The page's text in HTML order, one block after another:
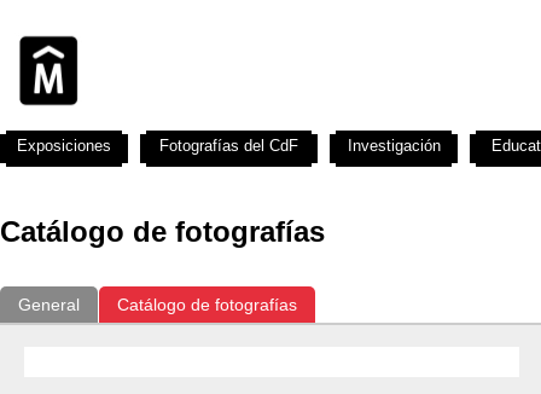
Catálogo de fotografías
General Catálogo de fotografías
Exposiciones Fotografías del CdF Investigación